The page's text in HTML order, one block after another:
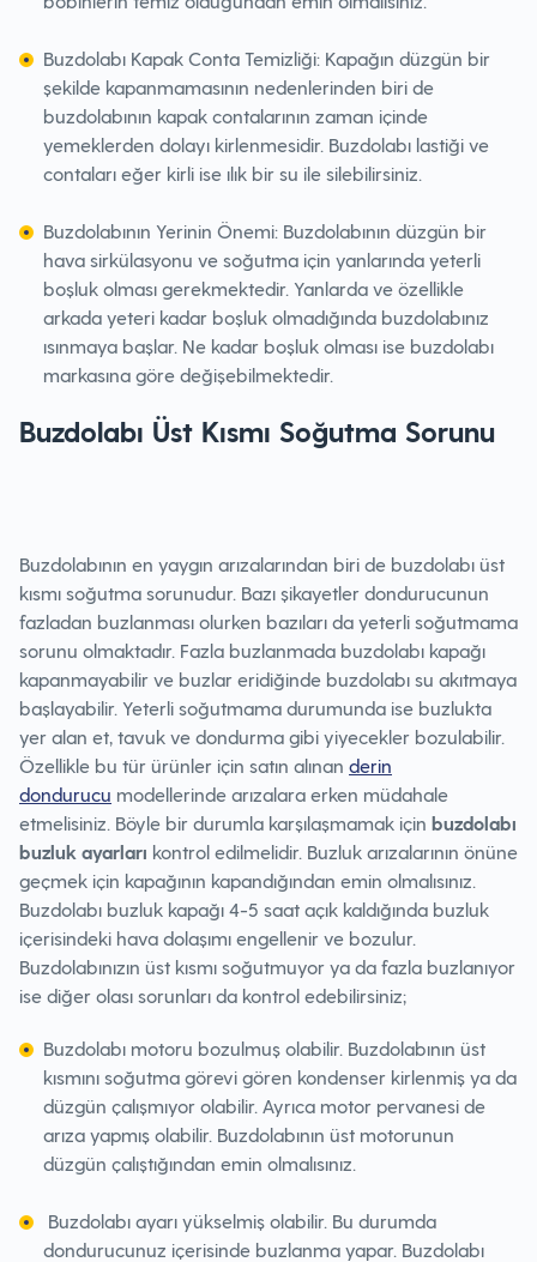
Buzdolabı Kapak Conta Temizliği: Kapağın düzgün bir
şekilde kapanmamasının nedenlerinden biri de
buzdolabının kapak contalarının zaman içinde
yemeklerden dolayı kirlenmesidir. Buzdolabı lastiği ve
contaları eğer kirli ise ılık bir su ile silebilirsiniz.
Buzdolabının Yerinin Önemi: Buzdolabının düzgün bir
hava sirkülasyonu ve soğutma için yanlarında yeterli
boşluk olması gerekmektedir. Yanlarda ve özellikle
arkada yeteri kadar boşluk olmadığında buzdolabınız
ısınmaya başlar. Ne kadar boşluk olması ise buzdolabı
markasına göre değişebilmektedir.
Buzdolabı Üst Kısmı Soğutma Sorunu
Buzdolabının en yaygın arızalarından biri de buzdolabı üst
kısmı soğutma sorunudur. Bazı şikayetler dondurucunun
fazladan buzlanması olurken bazıları da yeterli soğutmama
sorunu olmaktadır. Fazla buzlanmada buzdolabı kapağı
kapanmayabilir ve buzlar eridiğinde buzdolabı su akıtmaya
başlayabilir. Yeterli soğutmama durumunda ise buzlukta
yer alan et, tavuk ve dondurma gibi yiyecekler bozulabilir.
Özellikle bu tür ürünler için satın alınan derin
dondurucu modellerinde arızalara erken müdahale
etmelisiniz. Böyle bir durumla karşılaşmamak için buzdolabı
buzluk ayarları kontrol edilmelidir. Buzluk arızalarının önüne
geçmek için kapağının kapandığından emin olmalısınız.
Buzdolabı buzluk kapağı 4-5 saat açık kaldığında buzluk
içerisindeki hava dolaşımı engellenir ve bozulur.
Buzdolabınızın üst kısmı soğutmuyor ya da fazla buzlanıyor
ise diğer olası sorunları da kontrol edebilirsiniz;
Buzdolabı motoru bozulmuş olabilir. Buzdolabının üst
kısmını soğutma görevi gören kondenser kirlenmiş ya da
düzgün çalışmıyor olabilir. Ayrıca motor pervanesi de
arıza yapmış olabilir. Buzdolabının üst motorunun
düzgün çalıştığından emin olmalısınız.
Buzdolabı ayarı yükselmiş olabilir. Bu durumda
dondurucunuz içerisinde buzlanma yapar. Buzdolabı